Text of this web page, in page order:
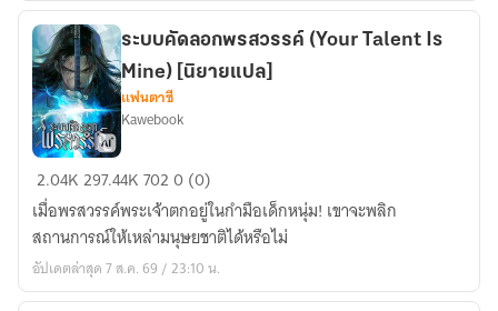
จะ
แก้ไข
มัน
เอง
ระบบ
คัด
ลอก
พรสวรรค์
(Your
Talent
ระบบคัดลอกพรสวรรค์ (Your Talent Is
Mine) [นิยายแปล]
แฟนตาซี
Kawebook
2.04K297.44K7020 (0)
เมื่อพรสวรรค์พระเจ้าตกอยู่ในกำมือเด็กหนุ่ม! เขาจะพลิก
สถานการณ์ให้เหล่ามนุษยชาติได้หรือไม่
อัปเดตล่าสุด 7 ส.ค. 69 / 23:10 น.